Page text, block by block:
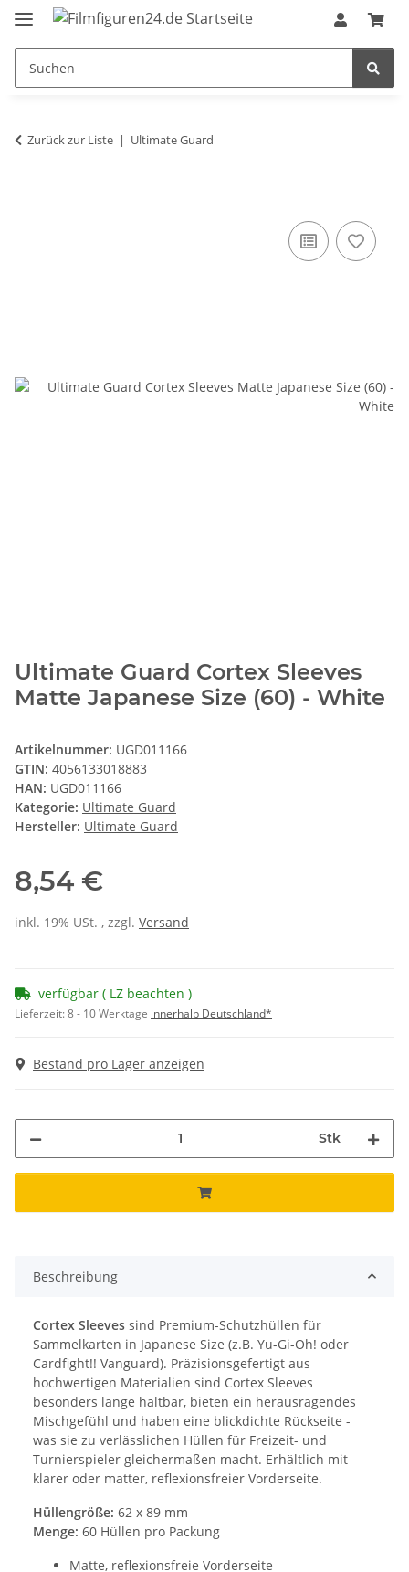
Zurück zur Liste Ultimate Guard
Ultimate Guard Cortex Sleeves
Matte Japanese Size (60) - White
Artikelnummer: UGD011166
GTIN: 4056133018883
HAN: UGD011166
Kategorie: Ultimate Guard
Hersteller: Ultimate Guard
8,54 €
inkl. 19% USt. , zzgl. Versand
verfügbar ( LZ beachten )
Lieferzeit:8 - 10 Werktage innerhalb Deutschland*
Bestand pro Lager anzeigen
Stk
Beschreibung
Cortex Sleeves sind Premium-Schutzhüllen für
Sammelkarten in Japanese Size (z.B. Yu-Gi-Oh! oder
Cardfight!! Vanguard). Präzisionsgefertigt aus
hochwertigen Materialien sind Cortex Sleeves
besonders lange haltbar, bieten ein herausragendes
Mischgefühl und haben eine blickdichte Rückseite -
was sie zu verlässlichen Hüllen für Freizeit- und
Turnierspieler gleichermaßen macht. Erhältlich mit
klarer oder matter, reflexionsfreier Vorderseite.
Hüllengröße: 62 x 89 mm
Menge: 60 Hüllen pro Packung
Matte, reflexionsfreie Vorderseite